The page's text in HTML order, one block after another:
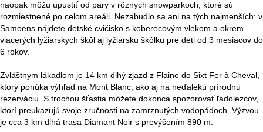
naopak môžu upustiť od pary v rôznych snowparkoch, ktoré sú
rozmiestnené po celom areáli. Nezabudlo sa ani na tých najmenších: v
Samoëns nájdete detské cvičisko s koberecovým vlekom a okrem
viacerých lyžiarskych škôl aj lyžiarsku škôlku pre deti od 3 mesiacov do
6 rokov.
Zvláštnym lákadlom je 14 km dlhý zjazd z Flaine do Sixt Fer à Cheval,
ktorý ponúka výhľad na Mont Blanc, ako aj na neďalekú prírodnú
rezerváciu. S trochou šťastia môžete dokonca spozorovať ľadolezcov,
ktorí preukazujú svoje zručnosti na zamrznutých vodopádoch. Výzvou
je cca 3 km dlhá trasa Diamant Noir s prevýšením 890 m.